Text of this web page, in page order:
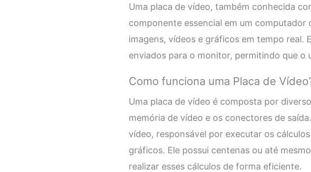
Uma placa de vídeo, também conhecida
componente essencial em um
imagens, vídeos e gráficos em tempo real.
enviados para o monitor, permitindo que o
Como funciona uma Placa de
Uma placa de vídeo é composta por
memória de vídeo e os conectores de
vídeo, responsável por executar os
gráficos. Ele possui centenas ou até
realizar esses cálculos de forma eficiente.